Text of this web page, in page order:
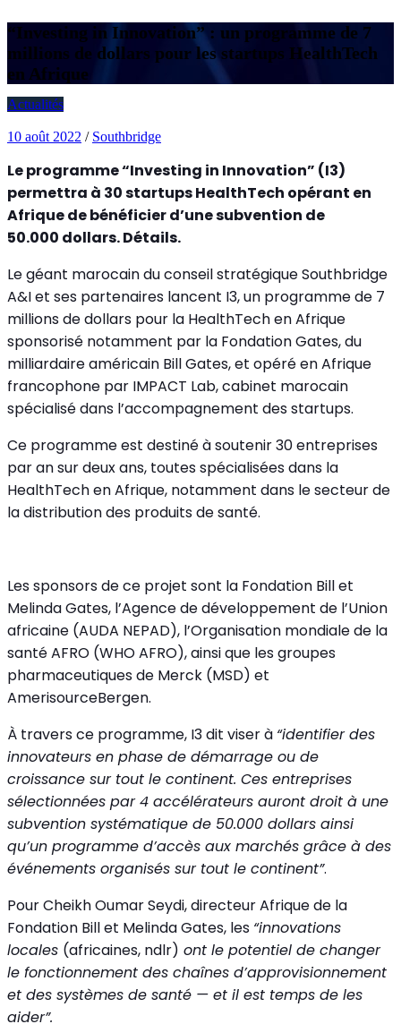
“Investing in Innovation” : un programme de 7
millions de dollars pour les startups HealthTech
en Afrique
Actualités
10 août 2022 / Southbridge
Le programme “Investing in Innovation” (I3)
permettra à 30 startups HealthTech opérant en
Afrique de bénéficier d’une subvention de
50.000 dollars. Détails.
Le géant marocain du conseil stratégique Southbridge
A&I et ses partenaires lancent I3, un programme de 7
millions de dollars pour la HealthTech en Afrique
sponsorisé notamment par la Fondation Gates, du
milliardaire américain Bill Gates, et opéré en Afrique
francophone par IMPACT Lab, cabinet marocain
spécialisé dans l’accompagnement des startups.
Ce programme est destiné à soutenir 30 entreprises
par an sur deux ans, toutes spécialisées dans la
HealthTech en Afrique, notamment dans le secteur de
la distribution des produits de santé.
Les sponsors de ce projet sont la Fondation Bill et
Melinda Gates, l’Agence de développement de l’Union
africaine (AUDA NEPAD), l’Organisation mondiale de la
santé AFRO (WHO AFRO), ainsi que les groupes
pharmaceutiques de Merck (MSD) et
AmerisourceBergen.
À travers ce programme, I3 dit viser à “identifier des
innovateurs en phase de démarrage ou de
croissance sur tout le continent. Ces entreprises
sélectionnées par 4 accélérateurs auront droit à une
subvention systématique de 50.000 dollars ainsi
qu’un programme d’accès aux marchés grâce à des
événements organisés sur tout le continent”.
Pour Cheikh Oumar Seydi, directeur Afrique de la
Fondation Bill et Melinda Gates, les “innovations
locales (africaines, ndlr) ont le potentiel de changer
le fonctionnement des chaînes d’approvisionnement
et des systèmes de santé — et il est temps de les
aider”.